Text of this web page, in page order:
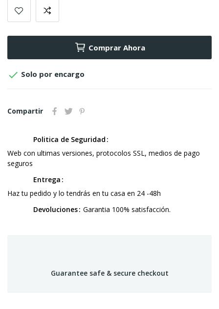
Comprar Ahora
 Solo por encargo
Compartir
Politica de Seguridad
Web con ultimas versiones, protocolos SSL, medios de pago
seguros
Entrega
Haz tu pedido y lo tendrás en tu casa en 24 -48h
Devoluciones Garantia 100% satisfacción.
Guarantee safe & secure checkout